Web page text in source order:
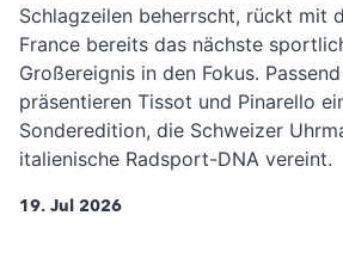
Schlagzeilen beherrscht, rückt mit
France bereits das nächste
Großereignis in den Fokus.
präsentieren Tissot und Pinarello
Sonderedition, die Schweizer
italienische Radsport-DNA vereint.
19. Jul 2026